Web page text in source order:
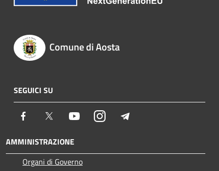
Comune di Aosta
SEGUICI SU
Facebook Twitter YoutubeInstagram
AMMINISTRAZIONE
Organi di Governo